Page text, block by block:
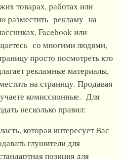
товарах, работах или
разместить рекламу на
Facebook или
со многими людями,
просто посмотреть кто
рекламные материалы,
на страницу. Продавая
комиссионные. Для
несколько правил:
которая интересует Вас
глушители для
позиция для